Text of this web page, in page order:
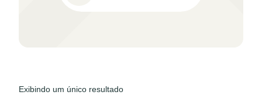
Exibindo um único resultado